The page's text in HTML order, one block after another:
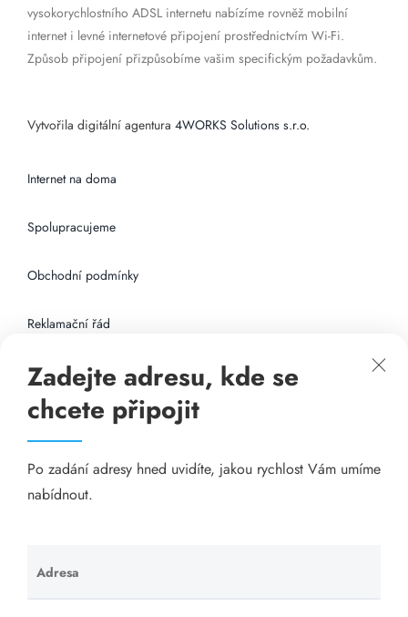
vysokorychlostního ADSL internetu nabízíme rovněž mobilní
internet i levné internetové připojení prostřednictvím Wi-Fi.
Způsob připojení přizpůsobíme vašim specifickým požadavkům.
Vytvořila digitální agentura 4WORKS Solutions s.r.o.
Internet na doma
Spolupracujeme
Obchodní podmínky
Reklamační řád
Připojení k internetu
Odkazy
Katalog A-seznam.cz
Visací zámky - TOKOZ
Zadejte adresu, kde se
chcete připojit
Po zadání adresy hned uvidíte, jakou rychlost Vám umíme
nabídnout.
Adresa
Ponechte
toto pole